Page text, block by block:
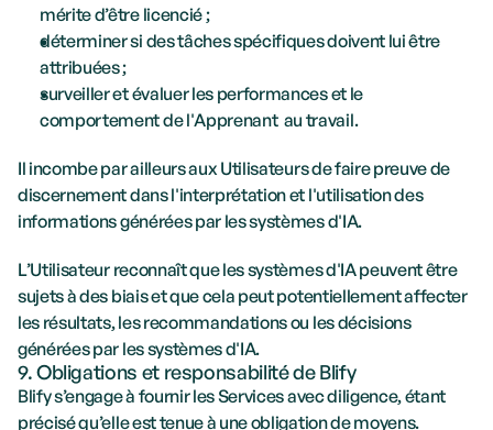
mérite d’être licencié ;
déterminer si des tâches spécifiques doivent lui être
attribuées ;
surveiller et évaluer les performances et le
comportement de l'Apprenant  au travail.
Il incombe par ailleurs aux Utilisateurs de faire preuve de
discernement dans l'interprétation et l'utilisation des
informations générées par les systèmes d'IA.
L’Utilisateur reconnaît que les systèmes d'IA peuvent être
sujets à des biais et que cela peut potentiellement affecter
les résultats, les recommandations ou les décisions
générées par les systèmes d'IA.
9. Obligations et responsabilité de Blify
Blify s’engage à fournir les Services avec diligence, étant
précisé qu’elle est tenue à une obligation de moyens.